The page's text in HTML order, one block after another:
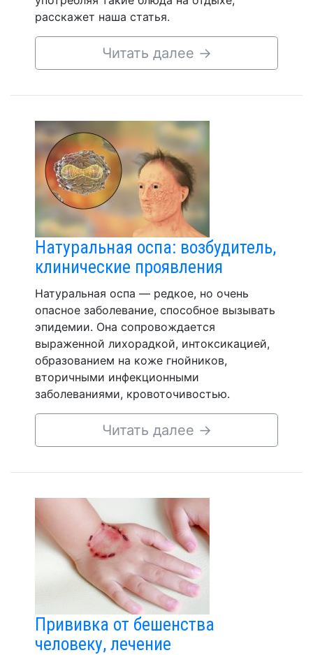
расскажет наша статья.
Читать далее →
Натуральная оспа: возбудитель,
клинические проявления
Натуральная оспа — редкое, но очень
опасное заболевание, способное вызывать
эпидемии. Она сопровождается
выраженной лихорадкой, интоксикацией,
образованием на коже гнойников,
вторичными инфекционными
заболеваниями, кровоточивостью.
Читать далее →
Прививка от бешенства
человеку, лечение